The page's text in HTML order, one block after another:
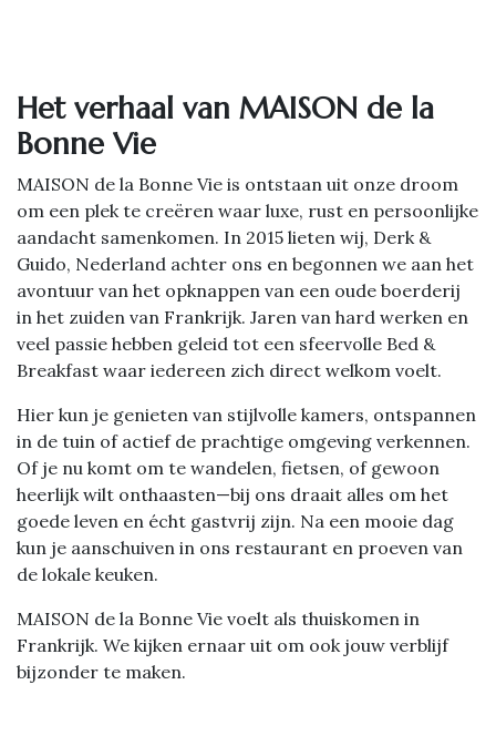
Het ve​rhaal van MAISON de la
Bonne Vie
MAISON de la Bonne Vie is ontstaan uit onze droom
om een plek te creëren waar luxe, rust en persoonlijke
aandacht samenkomen. In 2015 lieten wij, Derk &
Guido, Nederland achter ons en begonnen we aan het
avontuur van het opknappen van een oude boerderij
in het zuiden van Frankrijk. Jaren van hard werken en
veel passie hebben geleid tot een sfeervolle Bed &
Breakfast waar iedereen zich direct welkom voelt.
Hier kun je genieten van stijlvolle kamers, ontspannen
in de tuin of actief de prachtige omgeving verkennen.
Of je nu komt om te wandelen, fietsen, of gewoon
heerlijk wilt onthaasten—bij ons draait alles om het
goede leven en écht gastvrij zijn. Na een mooie dag
kun je aanschuiven in ons restaurant en proeven van
de lokale keuken.
MAISON de la Bonne Vie voelt als thuiskomen in
Frankrijk. We kijken ernaar uit om ook jouw verblijf
bijzonder te maken.